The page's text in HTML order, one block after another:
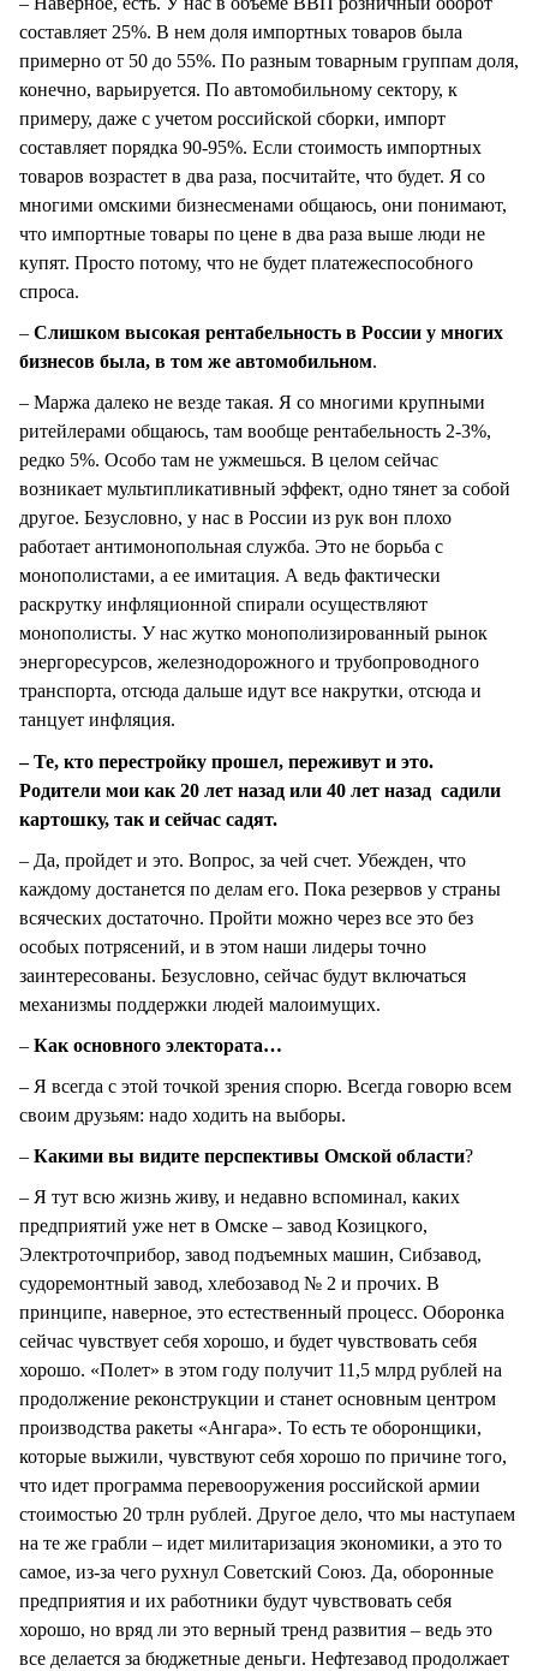
составляет 25%. В нем доля импортных товаров была
примерно от 50 до 55%. По разным товарным группам доля,
конечно, варьируется. По автомобильному сектору, к
примеру, даже с учетом российской сборки, импорт
составляет порядка 90-95%. Если стоимость импортных
товаров возрастет в два раза, посчитайте, что будет. Я со
многими омскими бизнесменами общаюсь, они понимают,
что импортные товары по цене в два раза выше люди не
купят. Просто потому, что не будет платежеспособного
спроса.
– Слишком высокая рентабельность в России у многих
бизнесов была, в том же автомобильном.
– Маржа далеко не везде такая. Я со многими крупными
ритейлерами общаюсь, там вообще рентабельность 2-3%,
редко 5%. Особо там не ужмешься. В целом сейчас
возникает мультипликативный эффект, одно тянет за собой
другое. Безусловно, у нас в России из рук вон плохо
работает антимонопольная служба. Это не борьба с
монополистами, а ее имитация. А ведь фактически
раскрутку инфляционной спирали осуществляют
монополисты. У нас жутко монополизированный рынок
энергоресурсов, железнодорожного и трубопроводного
транспорта, отсюда дальше идут все накрутки, отсюда и
танцует инфляция.
– Те, кто перестройку прошел, переживут и это.
Родители мои как 20 лет назад или 40 лет назад садили
картошку, так и сейчас садят.
– Да, пройдет и это. Вопрос, за чей счет. Убежден, что
каждому достанется по делам его. Пока резервов у страны
всяческих достаточно. Пройти можно через все это без
особых потрясений, и в этом наши лидеры точно
заинтересованы. Безусловно, сейчас будут включаться
механизмы поддержки людей малоимущих.
– Как основного электората…
– Я всегда с этой точкой зрения спорю. Всегда говорю всем
своим друзьям: надо ходить на выборы.
– Какими вы видите перспективы Омской области?
– Я тут всю жизнь живу, и недавно вспоминал, каких
предприятий уже нет в Омске – завод Козицкого,
Электроточприбор, завод подъемных машин, Сибзавод,
судоремонтный завод, хлебозавод № 2 и прочих. В
принципе, наверное, это естественный процесс. Оборонка
сейчас чувствует себя хорошо, и будет чувствовать себя
хорошо. «Полет» в этом году получит 11,5 млрд рублей на
продолжение реконструкции и станет основным центром
производства ракеты «Ангара». То есть те оборонщики,
которые выжили, чувствуют себя хорошо по причине того,
что идет программа перевооружения российской армии
стоимостью 20 трлн рублей. Другое дело, что мы наступаем
на те же грабли – идет милитаризация экономики, а это то
самое, из-за чего рухнул Советский Союз. Да, оборонные
предприятия и их работники будут чувствовать себя
хорошо, но вряд ли это верный тренд развития – ведь это
все делается за бюджетные деньги. Нефтезавод продолжает